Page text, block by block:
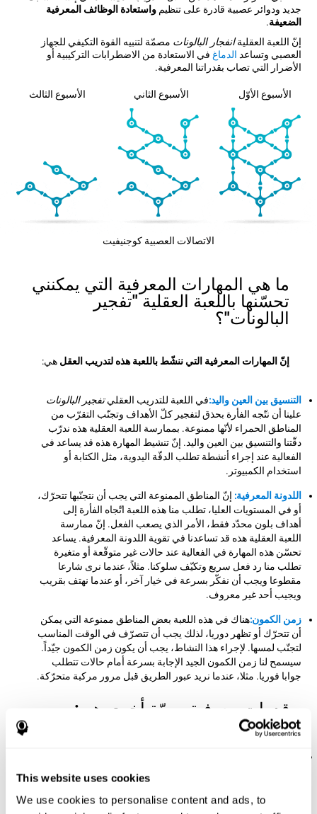
This website uses cookies
We use cookies to personalise content and ads, to
جديد ودوائر عصبية قادرة على تنظيمواستعادة الوظائف المعرفية
الضعيفة.
إنّ اللعبة العقليةانفجار البالونات مصمّة لتنبيه القوة التكيفي للجهاز
العصبي وتساعد الدماغ في الاستعادة من الاضطرابات التركيبية أو
الأضرار التي تصاب بقدراتنا المعرفية.
الأسبوع الأوّل الأسبوع الثاني الأسبوع الثالث
الاتصالات العصبية كوجنيفيت
ما هي المهارات المعرفية التي يمكنني
تحسّنها باللعبة العقلية "تفجير
البالونات"؟
إنّ المهارات المعرفية التي ننشّط باللعبة هذه لتدريب العقل هي:
التنسيق بين العين واليد:في اللعبة للتدريب العقليتفجير البالونات
علينا أن نتّجه الفأرة بحذق لتفجير كلّ الأهداف وتجنّب التقرّب من
المناطق الحمراء لأنّها ممنوعة. بممارسة اللعبة العقلية هذه ندرّب
دقّتنا والتنسيق بين العين واليد. إنّ تنشيط المهارة هذه قد يساعد في
الفعالية عند إجراء أنشطة تطلب الدقّة اليدوية، مثل الكتابة أو
استخدام الكمبيوتر.
اللدونة المعرفية: إنّ المناطق الممنوعة التي يجب أن نتجنّبها تتحرّك،
أو في المستويات العليا، تطلب منا هذه اللعبة اتّجاه الفأرة إلى
أهداف بلون محدّد فقط، الأمر الذي يصعب الفعل. إنّ ممارسة
اللعبة العقلية هذه قد تساعدنا في تقوية اللدونة المعرفية. يساعد
تحسّن هذه المهارة في الفعالية عند حالات غير متوقّعة أو متغيرة
تطلب منا رد فعل سريع وتكيّف سلوكنا. مثلاً، عندما نرى شارعا
مقطوعا ويجب أن نفكّر بسرعة في خيار آخر، أو عندما نهتف بقريب
ويجيب أحد غير معروف.
زمن الكمون:هناك في هذه اللعبة بعض المناطق ممنوعة التي يمكن
أن تتحرّك أو تظهر دوريا، لذلك يجب أن تتصرّف في الوقت المناسب
لتجنّب لمسها. لإجراء هذا النشاط، يجب أن يكون زمن الكمون جيّداً.
سيسمح لنا زمن الكمون الجيد الإجابة بسرعة أمام حالات تتطلب
جوابا فوريا. مثلا، عندما نريد عبور الطريق قبل مرور مركبة متحرّكة.
قدرات معرفية مهمّة أخرى هي:
المختلفة التي تظهر في الشاشة إن لم نكشف حضور قنبلة،
فنصطدم ونفقد محاولة. بممارسة اللعبة العقلية هذه نقوّي الانتباه
المركّز. تساعد تقوية هذه القدرة المعرفية في الفعالية عند الحالات